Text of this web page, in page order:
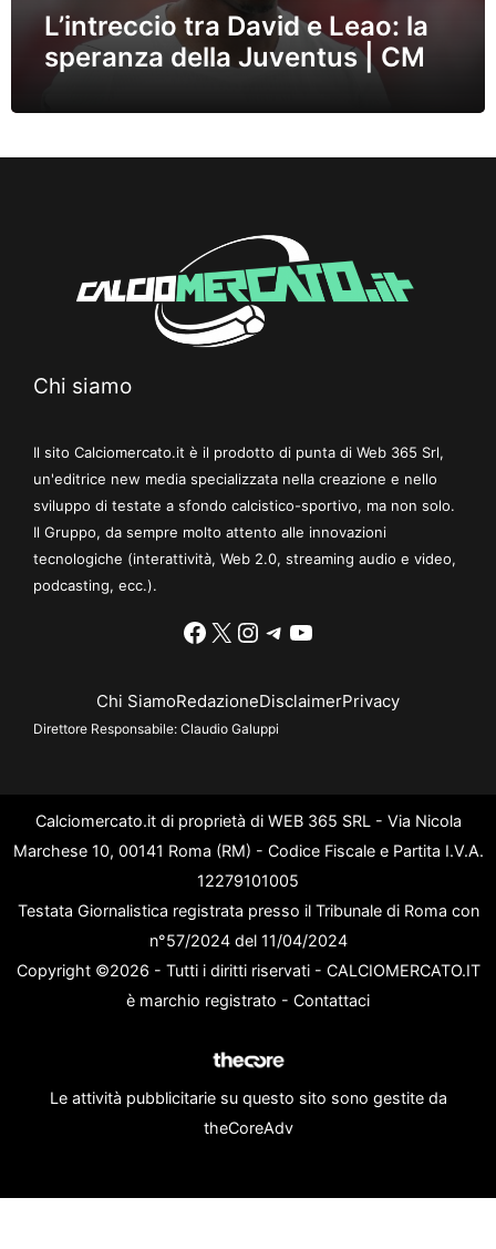
L’intreccio tra David e Leao: la
speranza della Juventus | CM
Chi siamo
Il sito Calciomercato.it è il prodotto di punta di Web 365 Srl,
un'editrice new media specializzata nella creazione e nello
sviluppo di testate a sfondo calcistico-sportivo, ma non solo.
Il Gruppo, da sempre molto attento alle innovazioni
tecnologiche (interattività, Web 2.0, streaming audio e video,
podcasting, ecc.).
Facebook
X Instagram
Telegram
YouTube
Chi SiamoRedazioneDisclaimerPrivacy
Direttore Responsabile: Claudio Galuppi
Calciomercato.it di proprietà di WEB 365 SRL - Via Nicola
Marchese 10, 00141 Roma (RM) - Codice Fiscale e Partita I.V.A.
12279101005
Testata Giornalistica registrata presso il Tribunale di Roma con
n°57/2024 del 11/04/2024
Copyright ©2026 - Tutti i diritti riservati - CALCIOMERCATO.IT
è marchio registrato - Contattaci
Le attività pubblicitarie su questo sito sono gestite da
theCoreAdv